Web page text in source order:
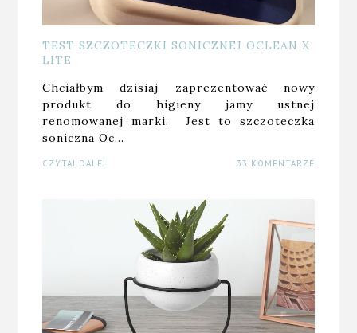
TEST SZCZOTECZKI SONICZNEJ OCLEAN X
LITE
Chciałbym dzisiaj zaprezentować nowy
produkt do higieny jamy ustnej
renomowanej marki. Jest to szczoteczka
soniczna Oc…
CZYTAJ DALEJ 33 KOMENTARZE